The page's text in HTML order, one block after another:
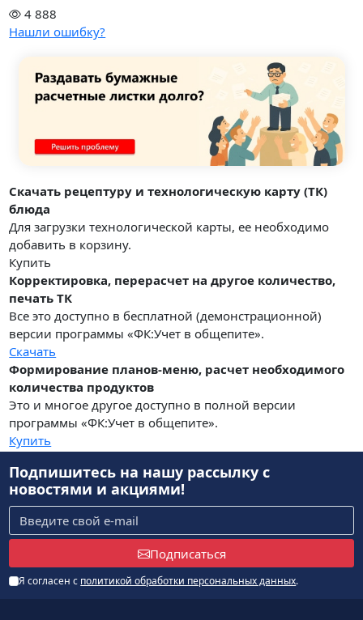
4 888
Нашли ошибку?
Скачать рецептуру и технологическую карту (ТК)
блюда
Для загрузки технологической карты, ее необходимо
добавить в корзину.
Купить
Корректировка, перерасчет на другое количество,
печать ТК
Все это доступно в бесплатной (демонстрационной)
версии программы «ФК:Учет в общепите».
Скачать
Формирование планов-меню, расчет необходимого
количества продуктов
Это и многое другое доступно в полной версии
программы «ФК:Учет в общепите».
Купить
Подпишитесь на нашу рассылкус
новостями и акциями!
Подписаться
Я согласен с политикой обработки персональных данных.